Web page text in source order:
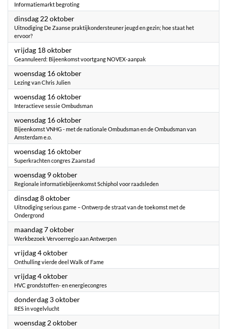
Informatiemarkt begroting
dinsdag 22 oktober2024
Uitnodiging De Zaanse praktijkondersteuner jeugd en gezin; hoe staat het
ervoor?
vrijdag 18 oktober2024
Geannuleerd: Bijeenkomst voortgang NOVEX-aanpak
woensdag 16 oktober2024
Lezing van Chris Julien
woensdag 16 oktober2024
Interactieve sessie Ombudsman
woensdag 16 oktober2024
Bijeenkomst VNHG - met de nationale Ombudsman en de Ombudsman van
Amsterdam e.o.
woensdag 16 oktober2024
Superkrachten congres Zaanstad
woensdag 9 oktober2024
Regionale informatiebijeenkomst Schiphol voor raadsleden
dinsdag 8 oktober2024
Uitnodiging serious game – Ontwerp de straat van de toekomst met de
Ondergrond
maandag 7 oktober2024
Werkbezoek Vervoerregio aan Antwerpen
vrijdag 4 oktober2024
Onthulling vierde deel Walk of Fame
vrijdag 4 oktober2024
HVC grondstoffen- en energiecongres
donderdag 3 oktober2024
RES in vogelvlucht
woensdag 2 oktober2024